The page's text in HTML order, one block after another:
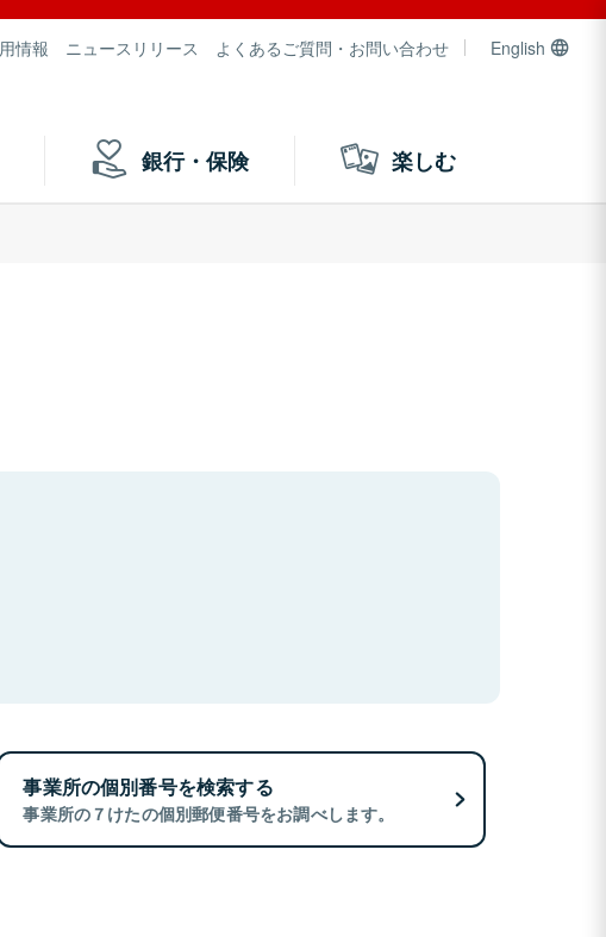
情報 ニュースリリース よくあるご質問・お問い合わせ English
銀行・保険 楽しむ
事業所の個別番号を検索する
事業所の７けたの個別郵便番号をお調べします。